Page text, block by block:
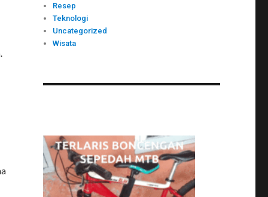
Resep
Teknologi
Uncategorized
Wisata